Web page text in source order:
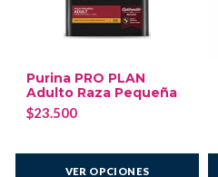
Purina PRO PLAN
Adulto Raza Pequeña
$23.500
VER OPCIONES